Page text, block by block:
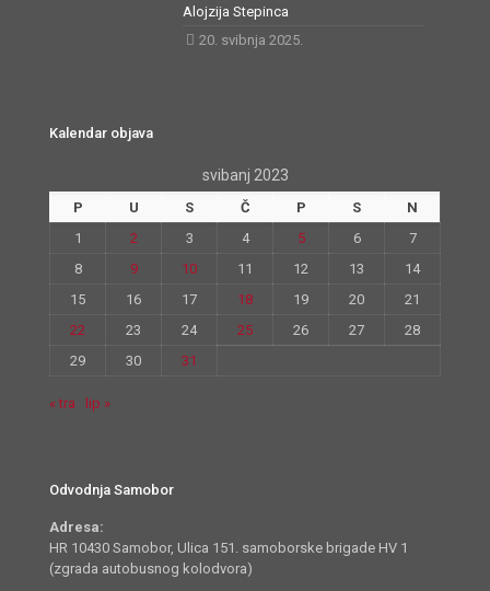
Alojzija Stepinca
20. svibnja 2025.
Kalendar objava
svibanj 2023
P U S Č P S
N
1
2 3 4 5 6
7
8
9 10 11 12 13
14
15
16 17 18 19 20
21
22
23 24 25 26 27
28
29
30 31
« tra lip »
Odvodnja Samobor
Adresa:
HR 10430 Samobor, Ulica 151. samoborske brigade HV 1
(zgrada autobusnog kolodvora)